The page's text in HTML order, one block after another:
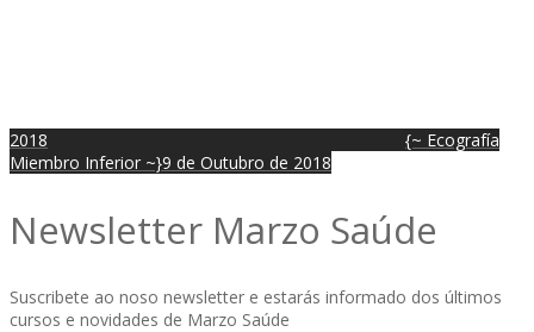
2018
{~ Ecografía
Miembro Inferior ~}9 de Outubro de 2018
Newsletter Marzo Saúde
Suscribete ao noso newsletter e estarás informado dos últimos
cursos e novidades de Marzo Saúde